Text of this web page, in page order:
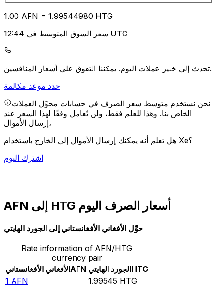
1.00 AFN = 1.99544980 HTG
سعر السوق المتوسط في 12:44 UTC
تحدث إلى خبير عملات اليوم.يمكننا التفوق على أسعار المنافسين.
حدد موعد مكالمة
نحن نستخدم متوسط سعر الصرف في حسابات محوِّل العملات
الخاص بنا. وهذا للعلم فقط، ولن تُعامل وفقًا لهذا السعر عند
إرسال الأموال،
هل تعلم أنه يمكنك إرسال الأموال إلى الخارج باستخدام Xe؟
اشترك اليوم
AFN إلى HTG أسعار الصرف اليوم
حوِّل الأفغاني الأفغانستاني إلى الجورد الهايتي
Rate information of AFN/HTG
currency pair
الأفغاني الأفغانستانيAFN الجورد الهايتيHTG
1 AFN 1.99545 HTG